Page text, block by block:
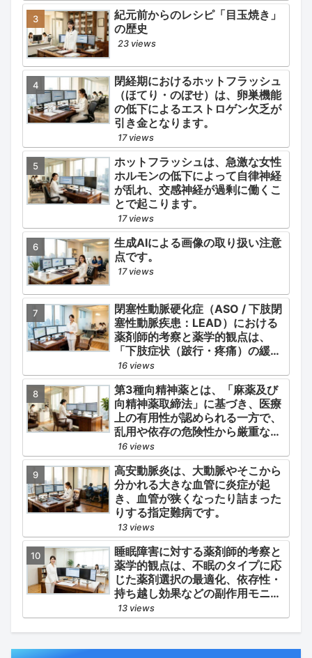
紀元前からのレシピ「目玉焼き」
の歴史
23 views
閉経期におけるホットフラッシュ
（ほてり・のぼせ）は、卵巣機能
の低下によるエストロゲン欠乏が
引き金となります。
17 views
ホットフラッシュは、急激な女性
ホルモンの低下によって自律神経
が乱れ、交感神経が過剰に働くこ
とで起こります。
17 views
生成AIによる画像の取り扱い注意
点です。
17 views
閉塞性動脈硬化症（ASO / 下肢閉
塞性動脈疾患：LEAD）における
薬剤師的考察と薬学的観点は、
「下肢症状（跛行・疼痛）の緩
和」と「全身性動脈硬化による脳
心血管イベント（脳梗塞・心筋梗
塞）の二次予防」の2軸を同時に
管理することにあります。
16 views
第3種向精神薬とは、「麻薬及び
向精神薬取締法」に基づき、医療
上の有用性が認められる一方で、
乱用や依存の危険性から厳重な管
理・規制が必要とされる薬物のう
ち、第1種・第2種よりも比較的リ
スクが低いと判断されて指定され
ている医薬品の分類です。
16 views
高安動脈炎は、大動脈やそこから
分かれる大きな血管に炎症が起
き、血管が狭くなったり詰まった
りする指定難病です。
13 views
睡眠障害に対する薬剤師的考察と
薬学的観点は、不眠のタイプに応
じた薬剤選択の最適化、依存性・
持ち越し効果などの副作用モニタ
リング、そして生活習慣（睡眠衛
生）の改善支援にあります。
13 views